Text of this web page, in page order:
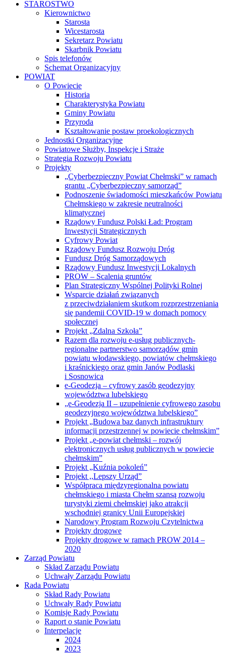
STAROSTWO
Kierownictwo
Starosta
Wicestarosta
Sekretarz Powiatu
Skarbnik Powiatu
Spis telefonów
Schemat Organizacyjny
POWIAT
O Powiecie
Historia
Charakterystyka Powiatu
Gminy Powiatu
Przyroda
Kształtowanie postaw proekologicznych
Jednostki Organizacyjne
Powiatowe Służby, Inspekcje i Straże
Strategia Rozwoju Powiatu
Projekty
„Cyberbezpieczny Powiat Chełmski” w ramach
grantu „Cyberbezpieczny samorząd”
Podnoszenie świadomości mieszkańców Powiatu
Chełmskiego w zakresie neutralności
klimatycznej
Rządowy Fundusz Polski Ład: Program
Inwestycji Strategicznych
Cyfrowy Powiat
Rządowy Fundusz Rozwoju Dróg
Fundusz Dróg Samorządowych
Rządowy Fundusz Inwestycji Lokalnych
PROW – Scalenia gruntów
Plan Strategiczny Wspólnej Polityki Rolnej
Wsparcie działań związanych
z przeciwdziałaniem skutkom rozprzestrzeniania
się pandemii COVID-19 w domach pomocy
społecznej
Projekt „Zdalna Szkoła”
Razem dla rozwoju e-usług publicznych-
regionalne partnerstwo samorządów gmin
powiatu włodawskiego, powiatów chełmskiego
i kraśnickiego oraz gmin Janów Podlaski
i Sosnowica
e-Geodezja – cyfrowy zasób geodezyjny
województwa lubelskiego
„e-Geodezja II – uzupełnienie cyfrowego zasobu
geodezyjnego województwa lubelskiego”
Projekt „Budowa baz danych infrastruktury
informacji przestrzennej w powiecie chełmskim”
Projekt „e-powiat chełmski – rozwój
elektronicznych usług publicznych w powiecie
chełmskim”
Projekt „Kuźnia pokoleń”
Projekt ,,Lepszy Urząd”
Współpraca międzyregionalna powiatu
chełmskiego i miasta Chełm szansą rozwoju
turystyki ziemi chełmskiej jako atrakcji
wschodniej granicy Unii Europejskiej
Narodowy Program Rozwoju Czytelnictwa
Projekty drogowe
Projekty drogowe w ramach PROW 2014 –
2020
Zarząd Powiatu
Skład Zarządu Powiatu
Uchwały Zarządu Powiatu
Rada Powiatu
Skład Rady Powiatu
Uchwały Rady Powiatu
Komisje Rady Powiatu
Raport o stanie Powiatu
Interpelacje
2024
2023